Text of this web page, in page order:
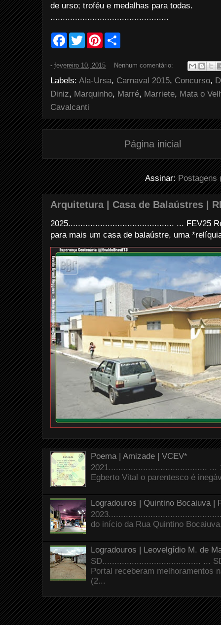
de urso; troféu e medalhas para todas.
................................................
F
b
o
k
T
w
t
r
P
e
e
s
t
e
- fevereiro 10, 2015 Nenhum comentário:
Labels: Ala-Ursa, Carnaval 2015, Concurso,
Diniz, Marquinho, Marré, Marriete, Mata o
Cavalcanti
Página inicial
Assinar:Postagens
Arquitetura | Casa de Balaústres |
2025........................................... ... FEV25
para mais um casa de balaústre, uma
Poema | Amizade | VCEV*
2021........................................ ...
Egberto Vital o parentesco é
Logradouros | Quintino Bocaiuva |
do início da Rua Quintino
Logradouros | Leovelgídio M. de
SD........................................ ...
Portal receberam melhoramentos
(2...